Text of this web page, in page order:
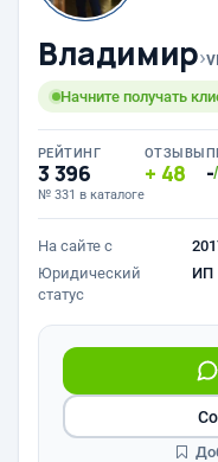
Владимир›
Начните получать
РЕЙТИНГ
3 396
№ 331 в каталоге
ОТЗЫВЫ
48 -
На сайте с
Юридический
статус
ИП